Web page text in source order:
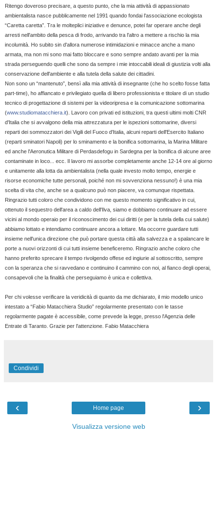
Ritengo doveroso precisare, a questo punto, che la mia attività di appassionato
ambientalista nasce pubblicamente nel 1991 quando fondai l'associazione ecologista
“Caretta caretta”. Tra le molteplici iniziative e denunce, potei far operare anche degli
arresti nell'ambito della pesca di frodo, arrivando tra l'altro a mettere a rischio la mia
incolumità. Ho subito sin d'allora numerose intimidazioni e minacce anche a mano
armata, ma non mi sono mai fatto bloccare e sono sempre andato avanti per la mia
strada perseguendo quelli che sono da sempre i mie intoccabili ideali di giustizia volti alla
conservazione dell'ambiente e alla tutela della salute dei cittadini.
Non sono un “mantenuto”, bensì alla mia attività di insegnante (che ho scelto fosse fatta
part-time), ho affiancato e privilegiato quella di libero professionista e titolare di un studio
tecnico di progettazione di sistemi per la videoripresa e la comunicazione sottomarina
(www.studiomatacchiera.it). Lavoro con privati ed istituzioni, tra questi ultimi molti CNR
d'Italia che si avvalgono della mia attrezzatura per le ispezioni sottomarine, diversi
reparti dei sommozzatori dei Vigili del Fuoco d'Italia, alcuni reparti dell'Esercito Italiano
(reparti sminatori Napoli) per lo sminamento e la bonifica sottomarina, la Marina Militare
ed anche l'Aeronutica Militare di Perdasdefogu in Sardegna per la bonifica di alcune aree
contaminate in loco... ecc. Il lavoro mi assorbe completamente anche 12-14 ore al giorno
e unitamente alla lotta da ambientalista (nella quale investo molto tempo, energie e
risorse economiche tutte personali, poiché non mi sovvenziona nessuno!) è una mia
scelta di vita che, anche se a qualcuno può non piacere, va comunque rispettata.
Ringrazio tutti coloro che condividono con me questo momento significativo in cui,
ottenuto il sequestro dell'area a caldo dell'Ilva, siamo e dobbiamo continuare ad essere
vicini al mondo operaio per il riconoscimento dei cui diritti (e per la tutela della cui salute)
abbiamo lottato e intendiamo continuare ancora a lottare. Ma occorre guardare tutti
insieme nell'unica direzione che può portare questa città alla salvezza e a spalancare le
porte a nuovi orizzonti di cui tutti insieme beneficeremo. Ringrazio anche coloro che
hanno preferito sprecare il tempo rivolgendo offese ed ingiurie al sottoscritto, sempre
con la speranza che si ravvedano e continuino il cammino con noi, al fianco degli operai,
consapevoli che la finalità che perseguiamo è unica e collettiva.
Per chi volesse verificare la veridicità di quanto da me dichiarato, il mio modello unico
intestato a “Fabio Matacchiera Studio” regolarmente presentato con le tasse
regolarmente pagate è accessibile, come prevede la legge, presso l'Agenzia delle
Entrate di Taranto. Grazie per l'attenzione. Fabio Matacchiera
Condividi
‹ ›
Home page
Visualizza versione web